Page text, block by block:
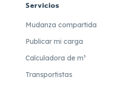
Servicios
Mudanza compartida
Publicar mi carga
Calculadora de m³
Transportistas